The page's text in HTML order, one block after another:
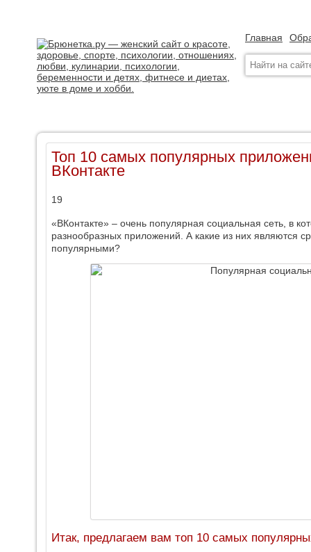
Главная
Топ 10 самых популярных
ВКонтакте
19
«ВКонтакте» – очень популярная социальная сеть, в
разнообразных приложений. А какие из них являются
популярными?
Итак, предлагаем вам топ 10 самых